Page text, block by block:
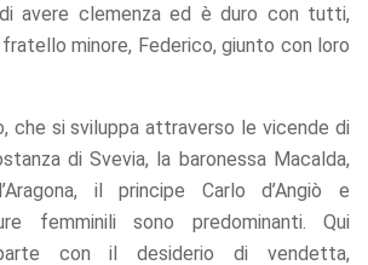
avere clemenza ed è duro con tutti,
minore, Federico, giunto con loro
che si sviluppa attraverso le vicende di
di Svevia, la baronessa Macalda,
il principe Carlo d’Angiò e
femminili sono predominanti. Qui
con il desiderio di vendetta,